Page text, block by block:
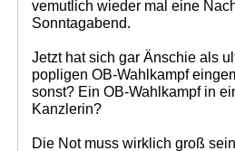
vemutlich wieder mal eine
Sonntagabend.
Jetzt hat sich gar Änschie als
popligen OB-Wahlkampf
sonst? Ein OB-Wahlkampf in
Kanzlerin?
Die Not muss wirklich groß